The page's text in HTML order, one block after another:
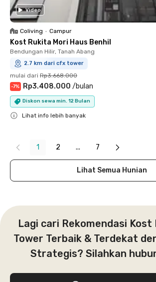
Video
Coliving • Campur
Kost Rukita Mori Haus Benhil
Bendungan Hilir, Tanah Abang
2.7 km dari cfx tower
mulai dari Rp3.668.000
-7% Rp3.408.000 /bulan
Diskon sewa min. 12 Bulan
Lihat info lebih banyak
1 2 ... 7
Lihat Semua Hunian
Lagi cari Rekomendasi Kost
Tower Terbaik & Terdekat
Strategis? Silahkan